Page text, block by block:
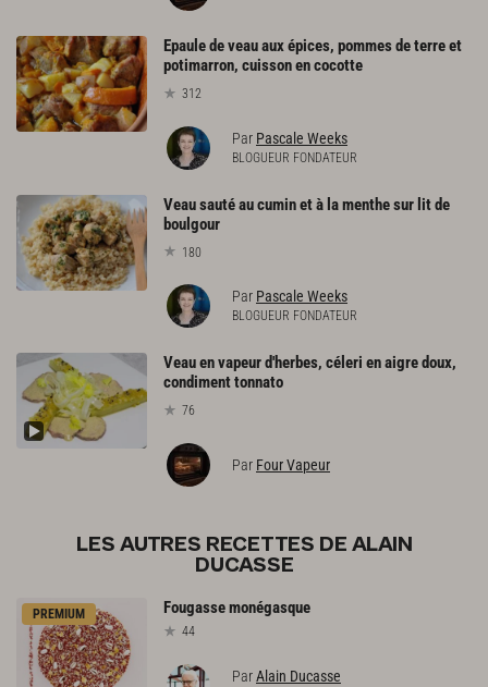
Epaule de veau aux épices, pommes de terre et
potimarron, cuisson en cocotte
312
Par Pascale Weeks
BLOGUEUR FONDATEUR
Veau sauté au cumin et à la menthe sur lit de
boulgour
180
Par Pascale Weeks
BLOGUEUR FONDATEUR
Veau en vapeur d'herbes, céleri en aigre doux,
condiment tonnato
76
Par Four Vapeur
LES AUTRES RECETTES DE ALAIN
DUCASSE
PREMIUM Fougassemonégasque
44
ParAlain Ducasse